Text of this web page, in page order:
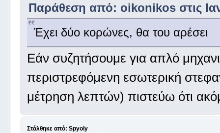
Παράθεση από: oikonikos στις
Έχει δύο κορώνες, θα του αρέσει
Εάν συζητήσουμε για απλό
περιστρεφόμενη εσωτερική
μέτρηση λεπτών) πιστεύω ότι
Στάλθηκε από: Spyoly